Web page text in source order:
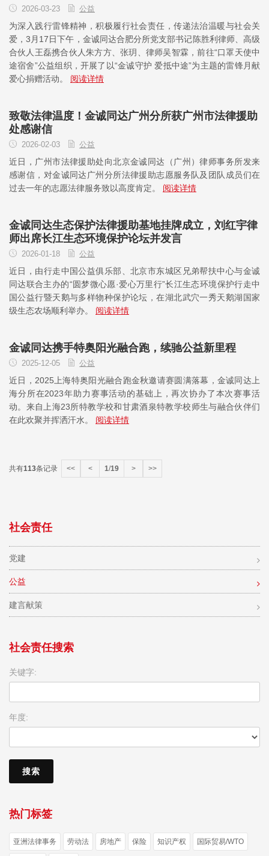
2026-03-23 公益
为深入践行雷锋精神，积极履行社会责任，传递法治温暖与社会关
爱，3月17日下午，金诚同达合肥分所党支部书记陈胜利律师、高级
合伙人王磊携合伙人朱方方、张玥、律师吴智霖，前往“口罩天使中
途宿舍”公益组织，开展了以“金诚守护 爱抵中途”为主题的雷锋月献
爱心捐赠活动。 阅读详情
致敬法律温度！金诚同达广州分所获广州市法律援助
处感谢信
2026-02-03 公益
近日，广州市法律援助处向北京金诚同达（广州）律师事务所发来
感谢信，对金诚同达广州分所法律援助志愿服务队及团队成员们在
过去一年的志愿法律服务致以高度肯定。 阅读详情
金诚同达生态保护法律援助基地挂牌成立，刘红宇律
师出席长江生态环境保护论坛并发言
2026-01-18 公益
近日，由行走中国公益俱乐部、北京市东城区兄弟帮扶中心与金诚
同达联合主办的“圆梦微心愿·爱心万里行”长江生态环境保护行走中
国公益行暨天鹅与多样物种保护论坛，在湖北武穴一秀天鹅湖国家
级生态农场顺利举办。 阅读详情
金诚同达携手特奥阳光融合跑，续驰公益新里程
2025-12-05 公益
近日，2025上海特奥阳光融合跑金秋邀请赛圆满落幕，金诚同达上
海分所在2023年助力赛事活动的基础上，再次协办了本次赛事活
动。来自上海23所特教学校和甘肃酒泉特教学校师生与融合伙伴们
在此欢聚并挥洒汗水。 阅读详情
共有113条记录 << < 1/19 > >>
社会责任
党建
公益
建言献策
社会责任搜索
关键字:
年度:
热门标签
亚洲法律事务 劳动法 房地产 保险 知识产权 国际贸易/WTO